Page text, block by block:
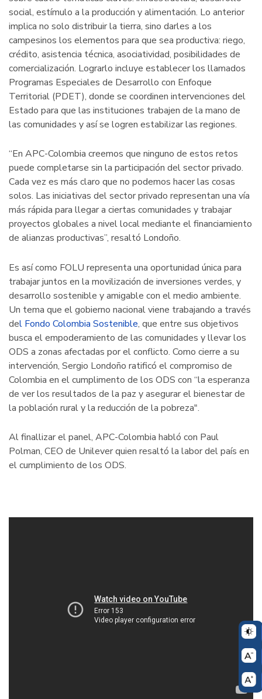
social, estímulo a la producción y alimentación. Lo anterior
implica no solo distribuir la tierra, sino darles a los
campesinos los elementos para que sea productiva: riego,
crédito, asistencia técnica, asociatividad, posibilidades de
comercialización. Lograrlo incluye establecer los llamados
Programas Especiales de Desarrollo con Enfoque
Territorial (PDET), donde se coordinen intervenciones del
Estado para que las instituciones trabajen de la mano de
las comunidades y así se logren estabilizar las regiones.
“En APC-Colombia creemos que ninguno de estos retos
puede completarse sin la participación del sector privado.
Cada vez es más claro que no podemos hacer las cosas
solos. Las iniciativas del sector privado representan una vía
más rápida para llegar a ciertas comunidades y trabajar
proyectos globales a nivel local mediante el financiamiento
de alianzas productivas”, resaltó Londoño.
Es así como FOLU representa una oportunidad única para
trabajar juntos en la movilización de inversiones verdes, y
desarrollo sostenible y amigable con el medio ambiente.
Un tema que el gobierno nacional viene trabajando a través
del Fondo Colombia Sostenible, que entre sus objetivos
busca el empoderamiento de las comunidades y llevar los
ODS a zonas afectadas por el conflicto. Como cierre a su
intervención, Sergio Londoño ratificó el compromiso de
Colombia en el cumplimento de los ODS con “la esperanza
de ver los resultados de la paz y asegurar el bienestar de
la población rural y la reducción de la pobreza".
Al finallizar el panel, APC-Colombia habló con Paul
Polman, CEO de Unilever quien resaltó la labor del país en
el cumplimiento de los ODS.